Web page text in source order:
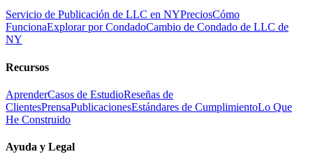
Servicio de Publicación de LLC en NYPreciosCómo
FuncionaExplorar por CondadoCambio de Condado de LLC de
NY
Recursos
AprenderCasos de EstudioReseñas de
ClientesPrensaPublicacionesEstándares de CumplimientoLo Que
He Construido
Ayuda y Legal